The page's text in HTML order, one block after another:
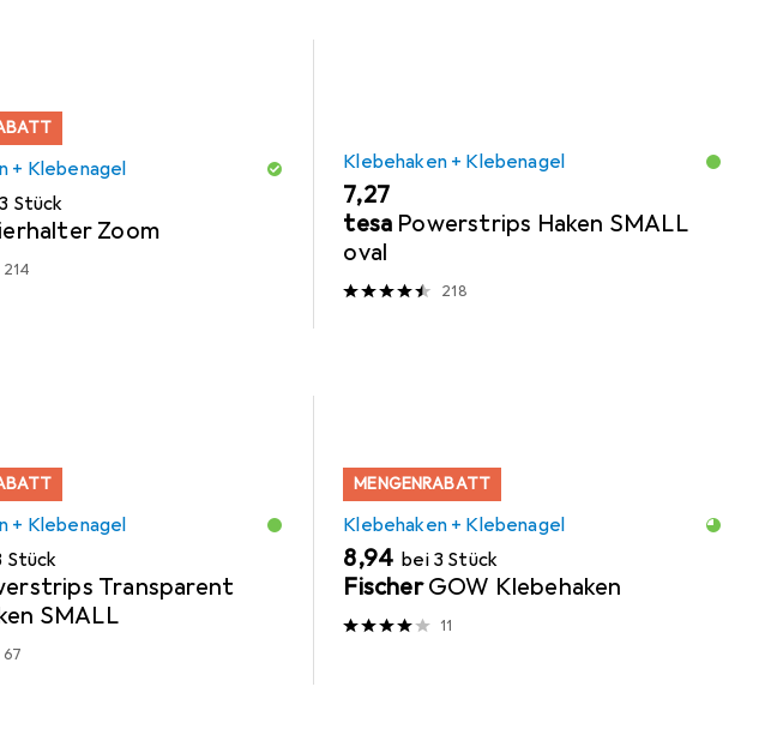
+ Klebenagel
Stück
Zoom
214
Klebehaken + Klebenagel
EUR
7,27
tesa Powerstrips Haken SMALL
oval
218
+ Klebenagel
Stück
Transparent
SMALL
67
MENGENRABATT
Klebehaken + Klebenagel
EUR
8,94 bei 3 Stück
Fischer GOW Klebehaken
11